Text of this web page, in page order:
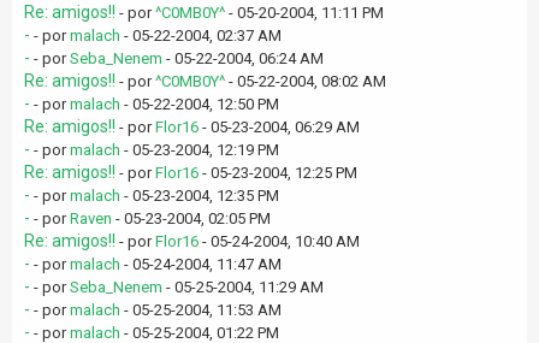
Re: amigos!! - por^C0MB0Y^ - 05-20-2004, 11:11 PM
- - pormalach - 05-22-2004, 02:37 AM
- - porSeba_Nenem - 05-22-2004, 06:24 AM
Re: amigos!! - por^C0MB0Y^ - 05-22-2004, 08:02 AM
- - pormalach - 05-22-2004, 12:50 PM
Re: amigos!! - porFlor16 - 05-23-2004, 06:29 AM
- - pormalach - 05-23-2004, 12:19 PM
Re: amigos!! - porFlor16 - 05-23-2004, 12:25 PM
- - pormalach - 05-23-2004, 12:35 PM
- - porRaven - 05-23-2004, 02:05 PM
Re: amigos!! - porFlor16 - 05-24-2004, 10:40 AM
- - pormalach - 05-24-2004, 11:47 AM
- - porSeba_Nenem - 05-25-2004, 11:29 AM
- - pormalach - 05-25-2004, 11:53 AM
- - pormalach - 05-25-2004, 01:22 PM